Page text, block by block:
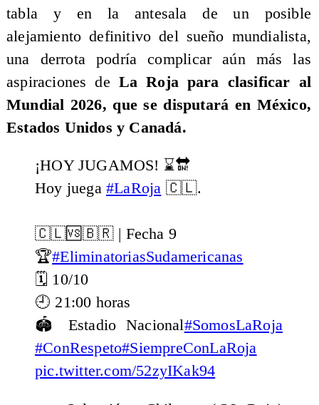
tabla y en la antesala de un posible
alejamiento definitivo del sueño mundialista,
una derrota podría complicar aún más las
aspiraciones de La Roja para clasificar al
Mundial 2026, que se disputará en México,
Estados Unidos y Canadá.
¡HOY JUGAMOS! ⌛️🔛
Hoy juega #LaRoja 🇨🇱.
🇨🇱🆚🇧🇷 | Fecha 9
🏆#EliminatoriasSudamericanas
🗓️ 10/10
🕘 21:00 horas
🏟️ Estadio Nacional#SomosLaRoja
#ConRespeto#SiempreConLaRoja
pic.twitter.com/52zyIKak94